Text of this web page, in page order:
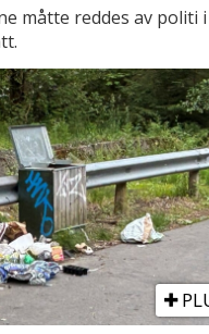
måtte reddes av politi